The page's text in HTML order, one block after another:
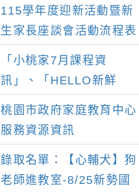
115學年度迎新活動暨新
生家長座談會活動流程表
「小桃家7月課程資
訊」、「HELLO新鮮
坊」、「祖孫樂淘桃創意
照片徵件活動」
桃園市政府家庭教育中心
服務資源資訊
錄取名單：【心輔犬】狗
老師進教室-8/25新勢國